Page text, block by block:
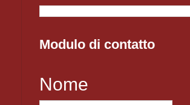
Modulo di contatto
Nome